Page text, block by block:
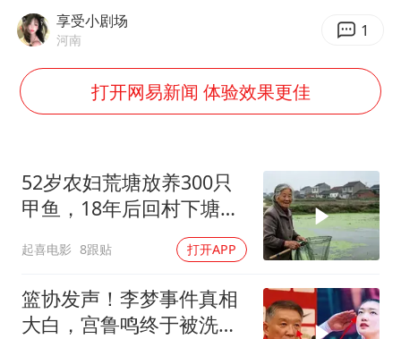
广岛核爆81周年央视播《奥本海默》
四川宜宾市高县发生4.9级地震
国民党推出AI发言人“郑小文”
A股收盘：三大指数均涨超1%
“中国蔬菜之乡”最高温达41.8℃
如何把百年大党建设得更加坚强有力？
享受小剧场
河南 1
打开网易新闻 体验效果更佳
52岁农妇荒塘放养300只
甲鱼，18年后回村下塘瞬
起喜电影 8跟贴 打开APP
篮协发声！李梦事件真相
大白，宫鲁鸣终于被洗清